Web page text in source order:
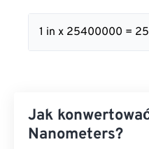
1 in x 25400000 =
Jak
Nanometers?